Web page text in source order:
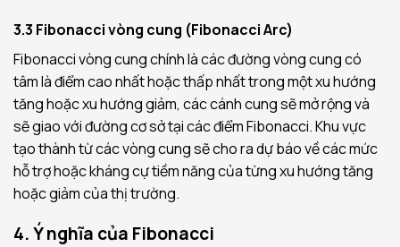
3.3 Fibonacci vòng cung (Fibonacci Arc)
Fibonacci vòng cung chính là các đường vòng cung có
tâm là điểm cao nhất hoặc thấp nhất trong một xu hướng
tăng hoặc xu hướng giảm, các cánh cung sẽ mở rộng và
sẽ giao với đường cơ sở tại các điểm Fibonacci. Khu vực
tạo thành từ các vòng cung sẽ cho ra dự báo về các mức
hỗ trợ hoặc kháng cự tiềm năng của từng xu hướng tăng
hoặc giảm của thị trường.
4. Ý nghĩa của Fibonacci